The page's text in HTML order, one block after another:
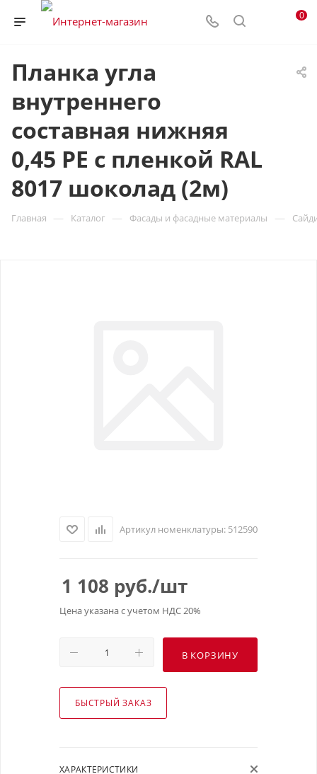
0
Планка угла
внутреннего
составная нижняя
0,45 PE с пленкой RAL
8017 шоколад (2м)
Главная — Каталог — Фасады и фасадные материалы —
Артикул номенклатуры: 512590
1 108 руб./шт
Цена указана с учетом НДС 20%
В КОРЗИНУ
БЫСТРЫЙ ЗАКАЗ
ХАРАКТЕРИСТИКИ